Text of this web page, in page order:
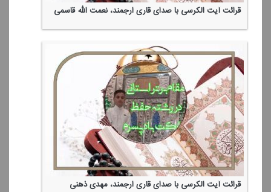
قرائت آیت الكرسی با صدای قاری ارجمند، نعمت الله قاسمی
قرائت آیت الكرسی با صدای قاری ارجمند، مهدی ذهنی